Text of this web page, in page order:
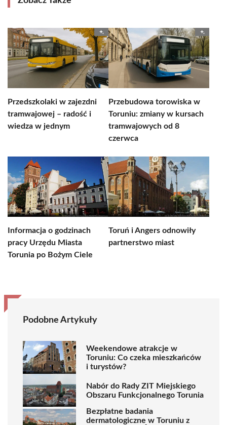
Przedszkolaki w zajezdni
tramwajowej – radość i
wiedza w jednym
Przebudowa torowiska w
Toruniu: zmiany w kursach
tramwajowych od 8
czerwca
Informacja o godzinach
pracy Urzędu Miasta
Torunia po Bożym Ciele
Toruń i Angers odnowiły
partnerstwo miast
Podobne Artykuły
Weekendowe atrakcje w
Toruniu: Co czeka mieszkańców
i turystów?
Nabór do Rady ZIT Miejskiego
Obszaru Funkcjonalnego Torunia
Bezpłatne badania
dermatologiczne w Toruniu z